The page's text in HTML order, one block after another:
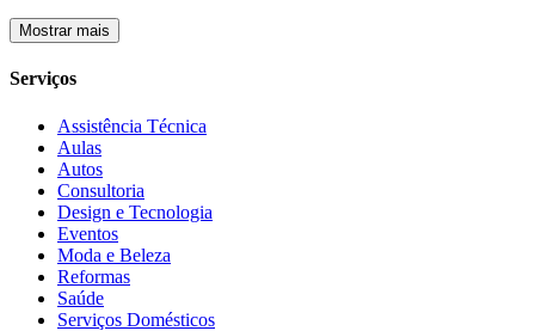
Mostrar mais
Serviços
Assistência Técnica
Aulas
Autos
Consultoria
Design e Tecnologia
Eventos
Moda e Beleza
Reformas
Saúde
Serviços Domésticos